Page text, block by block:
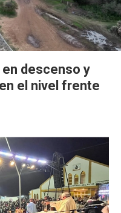
en descenso y
el nivel frente